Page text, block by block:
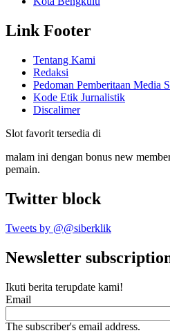
Link Footer
Tentang Kami
Redaksi
Pedoman Pemberitaan Media
Kode Etik Jurnalistik
Discalimer
Slot favorit tersedia di
malam ini dengan bonus new
pemain.
Twitter block
Tweets by @@siberklik
Newsletter
Ikuti berita terupdate kami!
Email
The subscriber's email address.